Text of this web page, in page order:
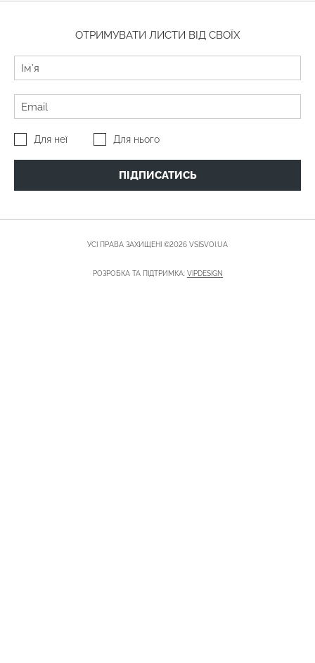
ОТРИМУВАТИ ЛИСТИ ВІД СВОЇХ
Для неї Для нього
ПІДПИСАТИСЬ
УСІ ПРАВА ЗАХИЩЕНІ ©2026 VSISVOI.UA
РОЗРОБКА ТА ПІДТРИМКА: VIPDESIGN